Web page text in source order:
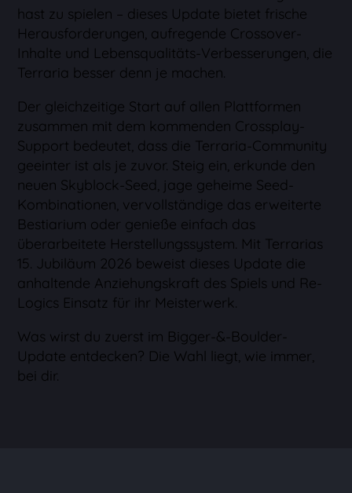
hast zu spielen – dieses Update bietet frische
Herausforderungen, aufregende Crossover-
Inhalte und Lebensqualitäts-Verbesserungen, die
Terraria besser denn je machen.
Der gleichzeitige Start auf allen Plattformen
zusammen mit dem kommenden Crossplay-
Support bedeutet, dass die Terraria-Community
geeinter ist als je zuvor. Steig ein, erkunde den
neuen Skyblock-Seed, jage geheime Seed-
Kombinationen, vervollständige das erweiterte
Bestiarium oder genieße einfach das
überarbeitete Herstellungssystem. Mit Terrarias
15. Jubiläum 2026 beweist dieses Update die
anhaltende Anziehungskraft des Spiels und Re-
Logics Einsatz für ihr Meisterwerk.
Was wirst du zuerst im Bigger-&-Boulder-
Update entdecken? Die Wahl liegt, wie immer,
bei dir.